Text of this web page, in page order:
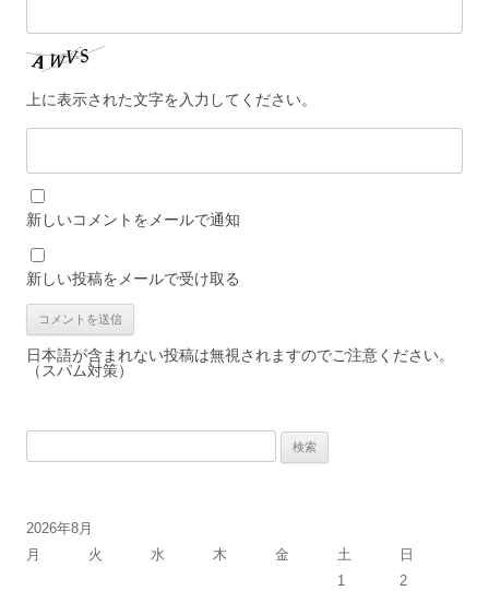
上に表示された文字を入力してください。
新しいコメントをメールで通知
新しい投稿をメールで受け取る
日本語が含まれない投稿は無視されますのでご注意ください。
（スパム対策）
2026年8月
月
火 水 木 金 土
日
1
2